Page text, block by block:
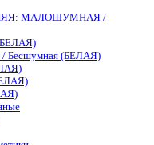
МАЛОШУМНАЯ /
/ Бесшумная (БЕЛАЯ)